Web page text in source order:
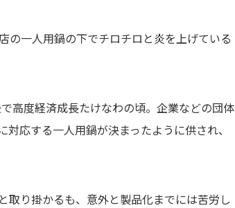
の一人用鍋の下でチロチロと炎を上げている
高度経済成長たけなわの頃。企業などの団体
応する一人用鍋が決まったように供され、
取り掛かるも、意外と製品化までには苦労し